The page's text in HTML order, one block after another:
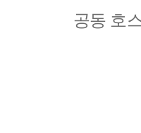
공동 호